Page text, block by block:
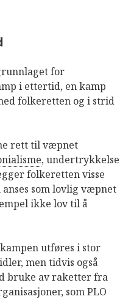
for
i ettertid, en kamp
folkeretten og i strid
rett til væpnet
, undertrykkelse
folkeretten visse
som lovlig væpnet
ikke lov til å
utføres i stor
men tidvis også
bruke av raketter fra
som PLO